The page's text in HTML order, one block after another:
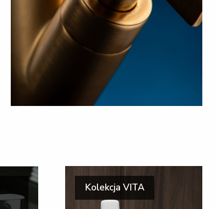
Kolekcja VITA